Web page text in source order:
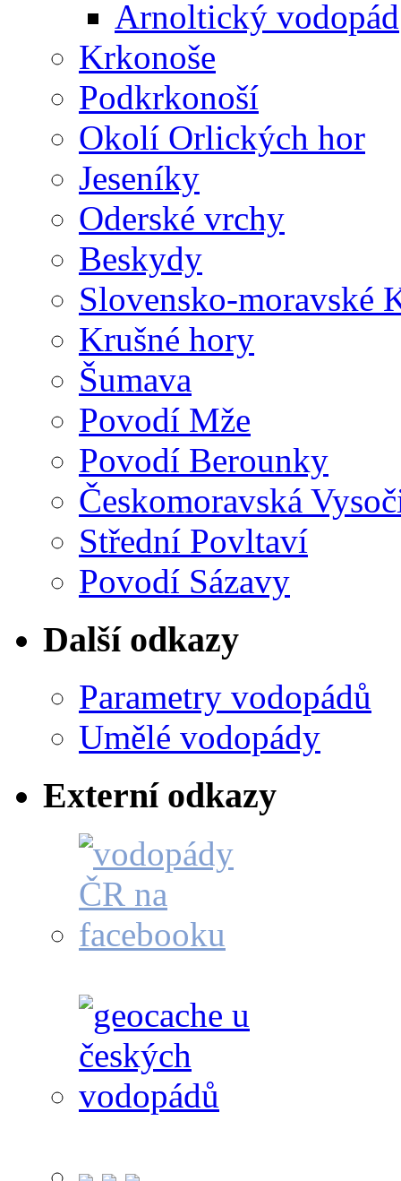
Arnoltický vodopád
Krkonoše
Podkrkonoší
Okolí Orlických hor
Jeseníky
Oderské vrchy
Beskydy
Slovensko-moravské
Krušné hory
Šumava
Povodí Mže
Povodí Berounky
Českomoravská
Střední Povltaví
Povodí Sázavy
Další odkazy
Parametry vodopádů
Umělé vodopády
Externí odkazy